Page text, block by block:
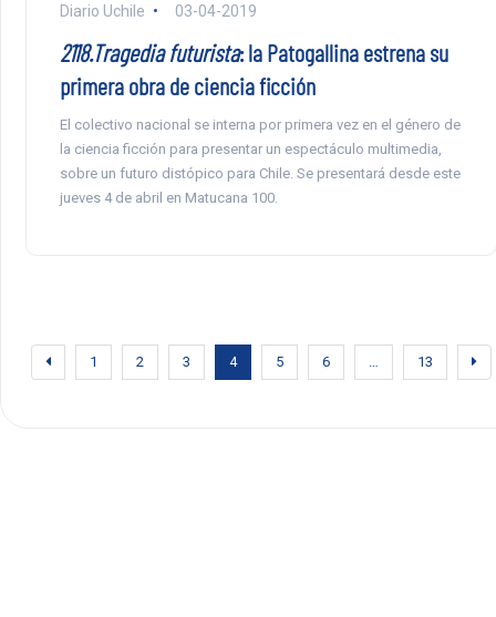
Diario Uchile 03-04-2019
2118.Tragedia futurista: la Patogallina estrena su
primera obra de ciencia ficción
El colectivo nacional se interna por primera vez en el género de
la ciencia ficción para presentar un espectáculo multimedia,
sobre un futuro distópico para Chile. Se presentará desde este
jueves 4 de abril en Matucana 100.
1 2 3 4 5 6 13